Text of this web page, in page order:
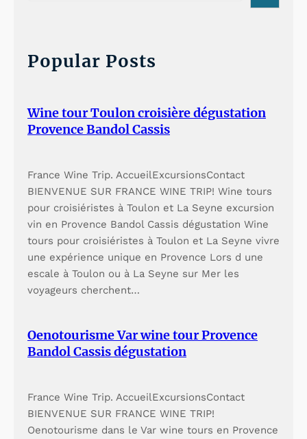
h
Popular Posts
Wine tour Toulon croisière dégustation
Provence Bandol Cassis
France Wine Trip. AccueilExcursionsContact
BIENVENUE SUR FRANCE WINE TRIP! Wine tours
pour croisiéristes à Toulon et La Seyne excursion
vin en Provence Bandol Cassis dégustation Wine
tours pour croisiéristes à Toulon et La Seyne vivre
une expérience unique en Provence Lors d une
escale à Toulon ou à La Seyne sur Mer les
voyageurs cherchent…
Oenotourisme Var wine tour Provence
Bandol Cassis dégustation
France Wine Trip. AccueilExcursionsContact
BIENVENUE SUR FRANCE WINE TRIP!
Oenotourisme dans le Var wine tours en Provence